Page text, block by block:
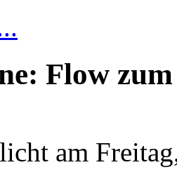
Flow
am